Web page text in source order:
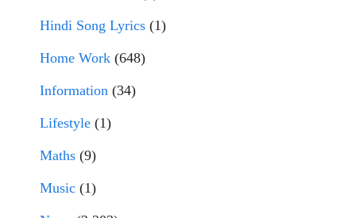
Hindi Song Lyrics (1)
Home Work (648)
Information (34)
Lifestyle (1)
Maths (9)
Music (1)